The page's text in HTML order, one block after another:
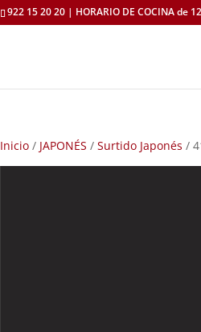
922 15 20 20 | HORARIO DE COCINA de
Inicio / JAPONÉS /Surtido Japonés /